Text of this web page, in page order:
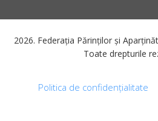
2026. Federația Părinților și
Toate drepturile
Politica de confidențialitate